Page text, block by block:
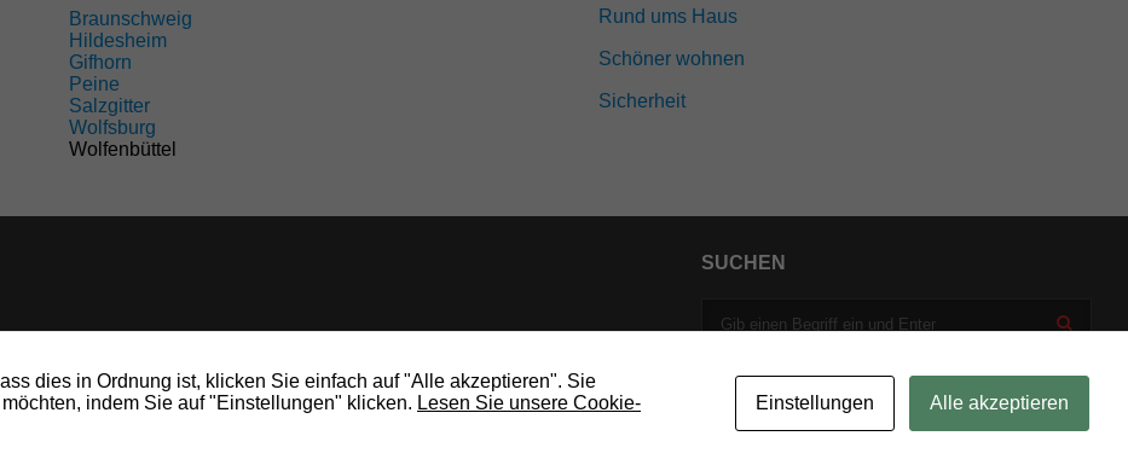
Braunschweig
Hildesheim
Gifhorn
Peine
Salzgitter
Wolfsburg
Wolfenbüttel
Rund ums Haus
Schöner wohnen
Sicherheit
SUCHEN
All rights reserved.
dies in Ordnung ist, klicken Sie einfach auf "Alle akzeptieren". Sie
indem Sie auf "Einstellungen" klicken. Lesen Sie unsere Cookie-
Einstellungen Alle akzeptieren